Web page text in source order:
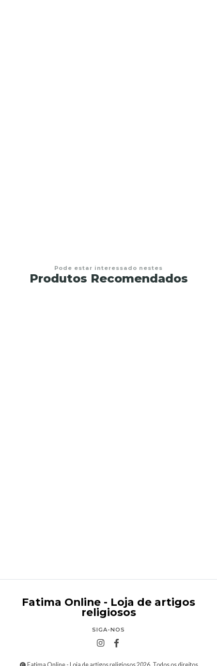
Pode estar interessado nestes
Produtos Recomendados
Fatima Online - Loja de artigos
religiosos
SIGA-NOS